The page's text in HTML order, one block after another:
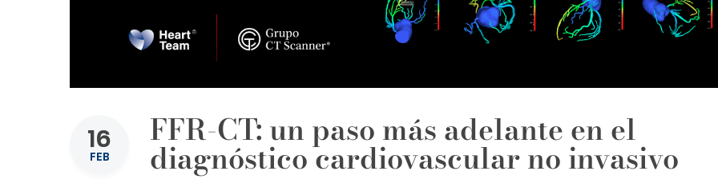
16
FEB
FFR-CT: un paso más adelante en el
diagnóstico cardiovascular no invasivo